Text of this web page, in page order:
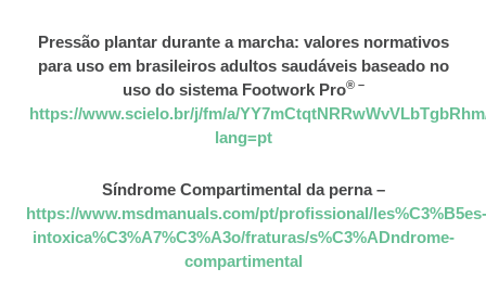
Pressão plantar durante a marcha: valores normativos
para uso em brasileiros adultos saudáveis baseado no
uso do sistema Footwork Pro® –
https://www.scielo.br/j/fm/a/
lang=pt
Síndrome Compartimental da perna –
https://www.msdmanuals.com/pt/profissional/les%C3%B5es-
intoxica%C3%A7%C3%A3o/fraturas/s%C3%ADndrome-
compartimental